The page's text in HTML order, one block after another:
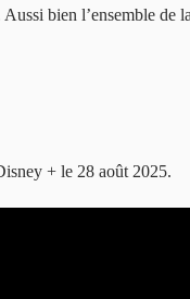
bien l’ensemble
+ le 28 août 2025.